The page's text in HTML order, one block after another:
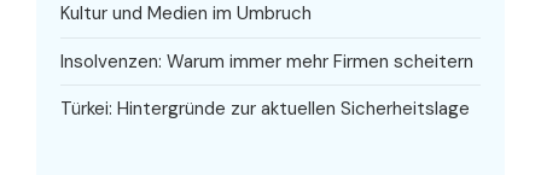
Kultur und Medien im Umbruch
Insolvenzen: Warum immer mehr Firmen scheitern
Türkei: Hintergründe zur aktuellen Sicherheitslage